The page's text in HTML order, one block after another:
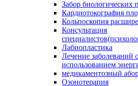
Забор биологических
Кардиотокография
Кольпоскопия
Консультация
Лабиопластика
Лечение заболеваний
использованием
медикаментозный
Озонотерапия